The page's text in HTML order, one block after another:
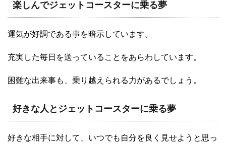
楽しんでジェットコースターに乗る夢
運気が好調である事を暗示しています。
充実した毎日を送っていることをあらわしています。
困難な出来事も、乗り越えられる力があるでしょう。
好きな人とジェットコースターに乗る夢
好きな相手に対して、いつでも自分を良く見せようと思っ